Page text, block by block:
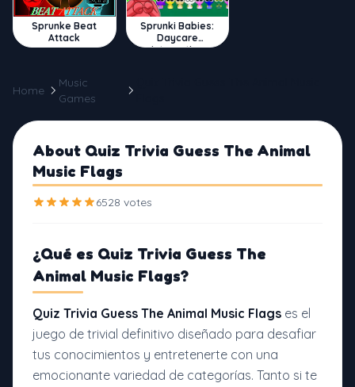
Sprunke Beat
Attack
Sprunki Babies:
Daycare
Interactive
Home
Music
Games
About Quiz Trivia Guess The Animal
Music Flags
6528 votes
¿Qué es Quiz Trivia Guess The
Animal Music Flags?
Quiz Trivia Guess The Animal Music Flags es el
juego de trivial definitivo diseñado para desafiar
tus conocimientos y entretenerte con una
emocionante variedad de categorías. Tanto si te